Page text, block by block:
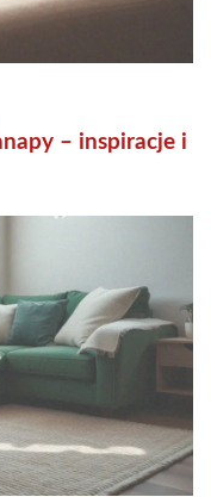
– inspiracje i